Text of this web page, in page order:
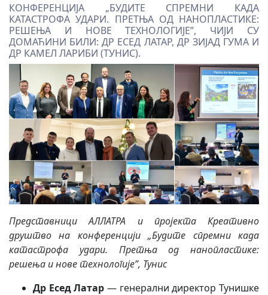
КОНФЕРЕНЦИЈА „БУДИТЕ СПРЕМНИ КАДА
КАТАСТРОФА УДАРИ. ПРЕТЊА ОД НАНОПЛАСТИКЕ:
РЕШЕЊА И НОВЕ ТЕХНОЛОГИЈЕ”, ЧИЈИ СУ
ДОМАЋИНИ БИЛИ: ДР ЕСЕД ЛАТАР, ДР ЗИЈАД ГУМА И
ДР КАМЕЛ ЛАРИБИ (ТУНИС).
Представници АЛЛАТРА и пројекта Креативно
друштво на конференцији „Будите спремни када
катастрофа удари. Претња од нанопластике:
решења и нове технологије”, Тунис
Др Есед Латар — генерални директор Тунишке